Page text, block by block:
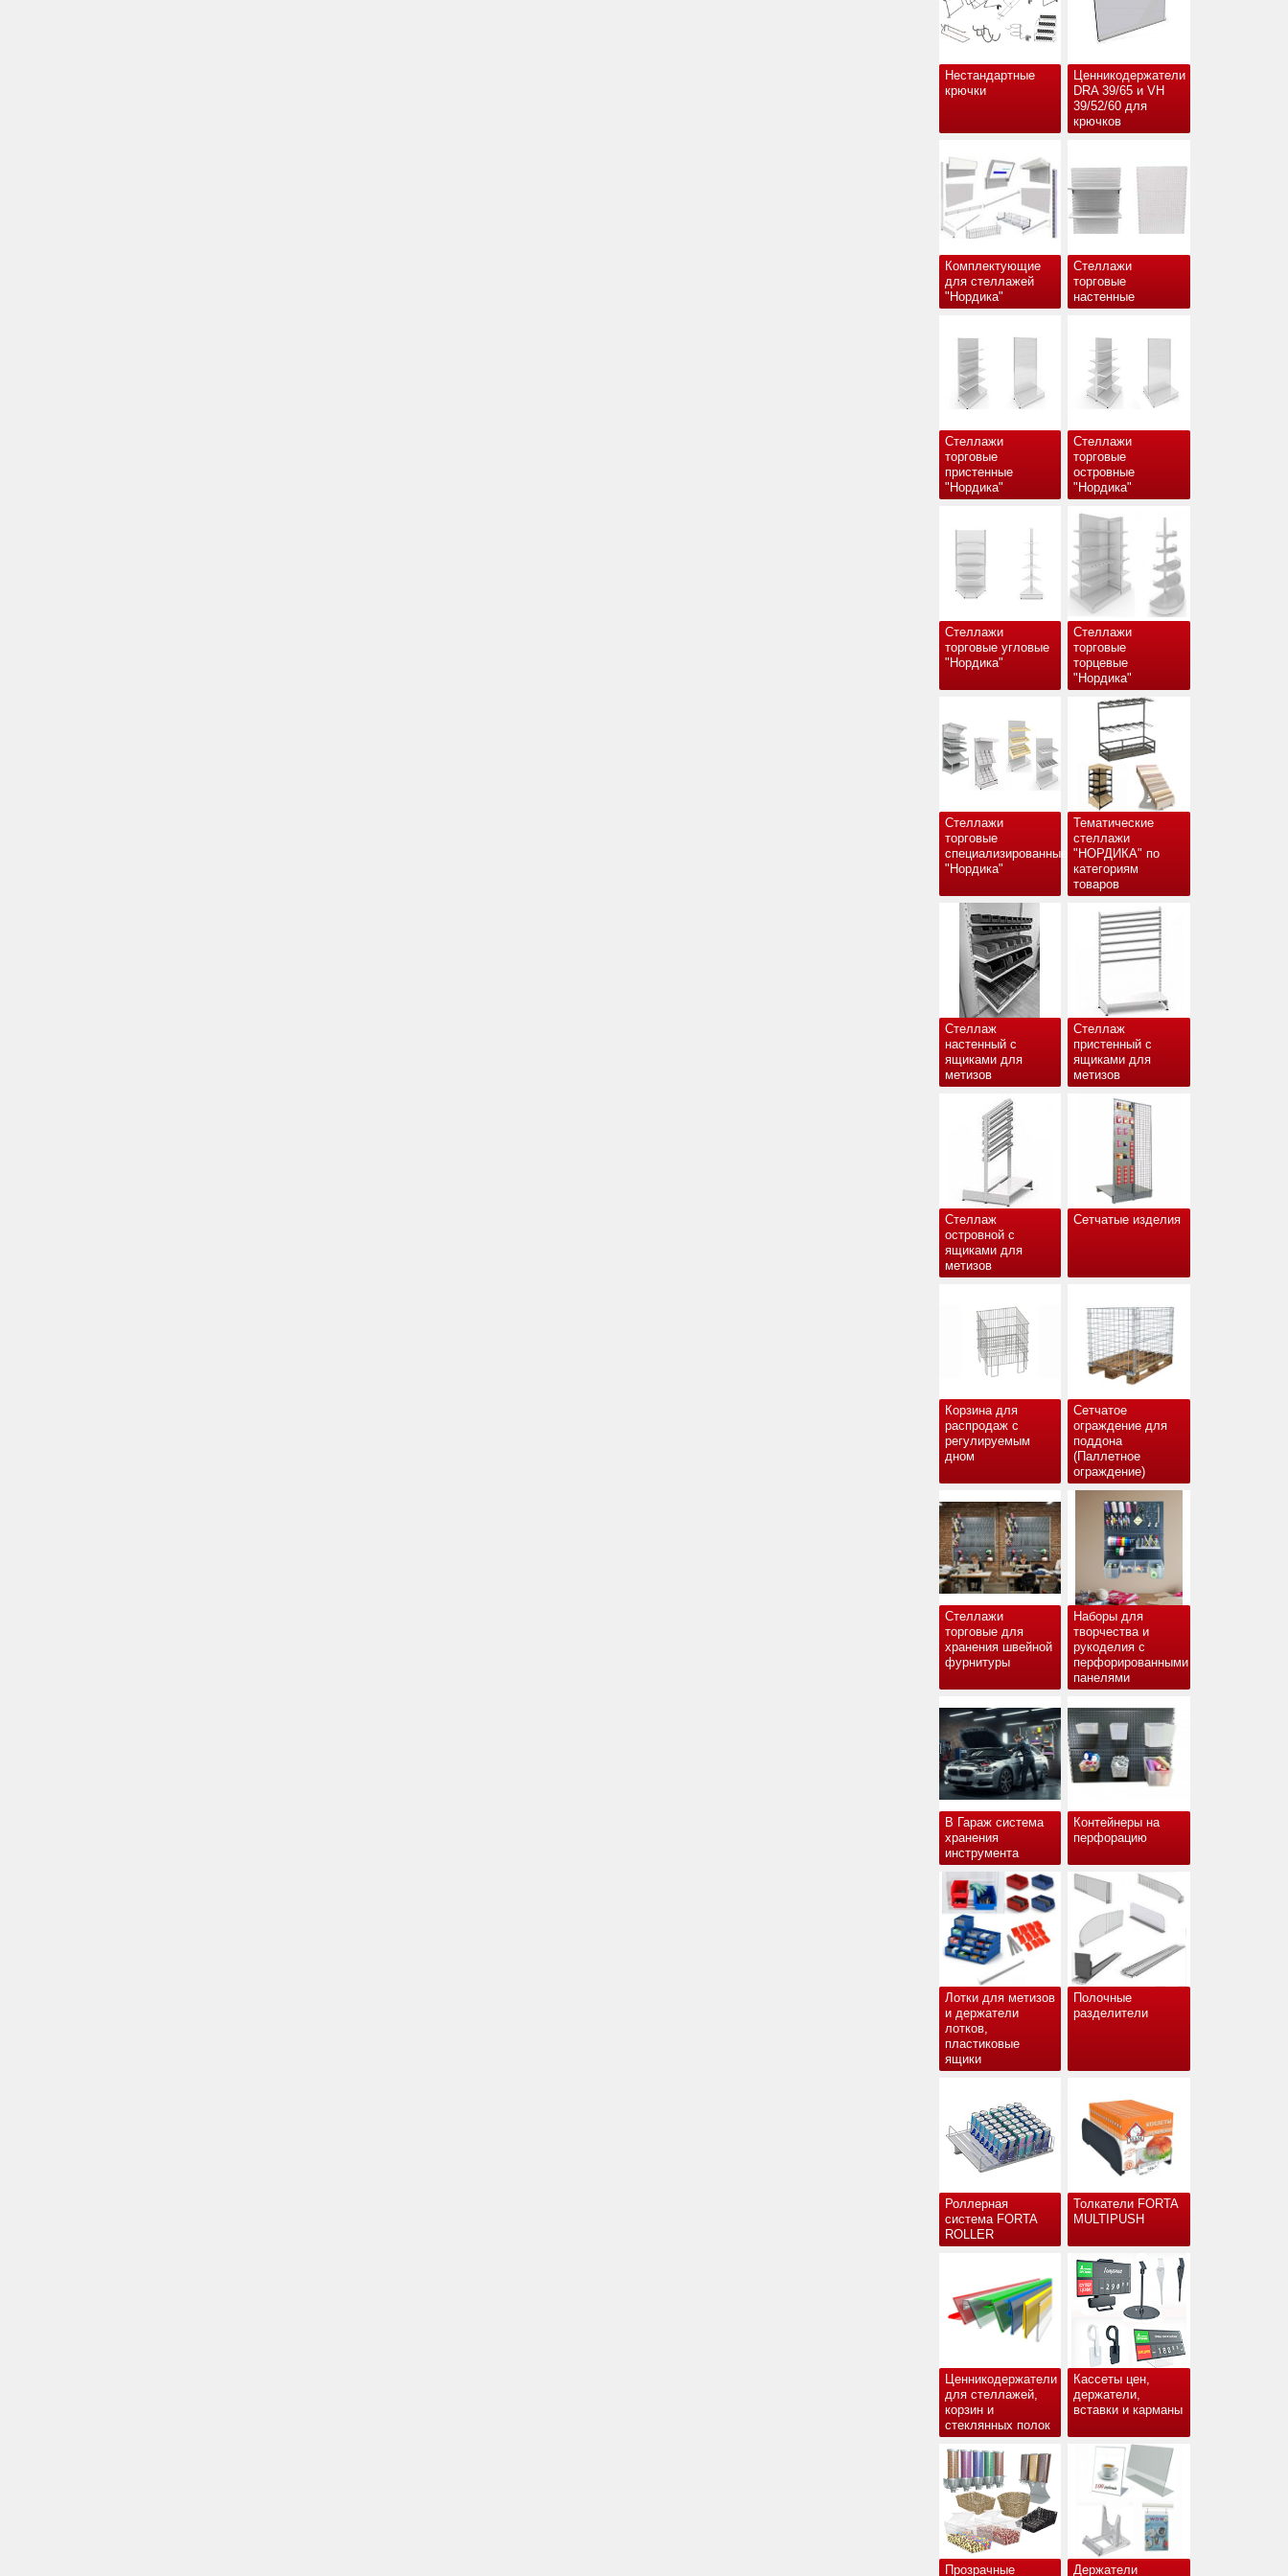
Нестандартные
крючки
Ценникодержатели
DRA 39/65 и VH
39/52/60 для
крючков
Комплектующие
для стеллажей
"Нордика"
Стеллажи
торговые
настенные
Стеллажи
торговые
пристенные
"Нордика"
Стеллажи
торговые
островные
"Нордика"
Стеллажи
торговые угловые
"Нордика"
Стеллажи
торговые
торцевые
"Нордика"
Стеллажи
торговые
специализированные
"Нордика"
Тематические
стеллажи
"НОРДИКА" по
категориям
товаров
Стеллаж
настенный с
ящиками для
метизов
Стеллаж
пристенный с
ящиками для
метизов
Стеллаж
островной с
ящиками для
метизов
Сетчатые изделия
Корзина для
распродаж с
регулируемым
дном
Сетчатое
ограждение для
поддона
(Паллетное
ограждение)
Стеллажи
торговые для
хранения швейной
фурнитуры
Наборы для
творчества и
рукоделия с
перфорированными
панелями
В Гараж система
хранения
инструмента
Контейнеры на
перфорацию
Лотки для метизов
и держатели
лотков,
пластиковые
ящики
Полочные
разделители
Роллерная
система FORTA
ROLLER
Толкатели FORTA
MULTIPUSH
Ценникодержатели
для стеллажей,
корзин и
стеклянных полок
Кассеты цен,
держатели,
вставки и карманы
Прозрачные Держатели